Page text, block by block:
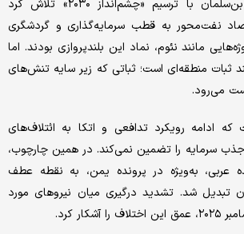
از سال ۲۰۱۵، محمد بن‌سلمان با ترسیم «چشم‌انداز ۲۰۳۰» تلاش کرد
نفت‌محور به قطب سرمایه‌گذاری و گردشگری
مانند نئوم، نماد این بلندپروازی بودند. اما
ثبات منطقه‌ای است؛ ثباتی که زیر سایه تنش‌های
می‌رود.
ادامه رویکرد تدافعی و اتکا به ائتلاف‌های
جذب سرمایه را تضمین نمی‌کند. در همین چارچوب،
عربی، به‌ویژه در پرونده یمن، به نقطه عطف
تبدیل شد. تشدید درگیری میان نیروهای مورد
کرد.